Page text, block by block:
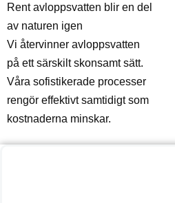
Rent avloppsvatten blir en del
av naturen igen
Vi återvinner avloppsvatten
på ett särskilt skonsamt sätt.
Våra sofistikerade processer
rengör effektivt samtidigt som
kostnaderna minskar.